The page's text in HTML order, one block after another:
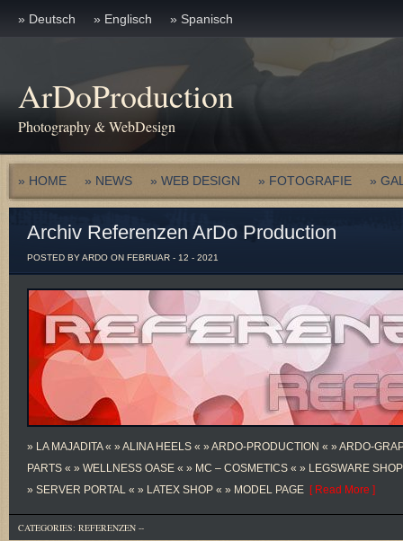
» Deutsch » Englisch » Spanisch
ArDoProduction
Photography & WebDesign
» HOME » NEWS » WEB DESIGN » FOTOGRAFIE »
Archiv Referenzen ArDo Production
POSTED BY ARDO ON FEBRUAR - 12 - 2021
» LA MAJADITA « » ALINA HEELS « » ARDO-PRODUCTION « » ARDO-
PARTS « » WELLNESS OASE « » MC – COSMETICS « » LEGSWARE
» SERVER PORTAL « » LATEX SHOP « » MODEL PAGE [ Read More ]
CATEGORIES: REFERENZEN --